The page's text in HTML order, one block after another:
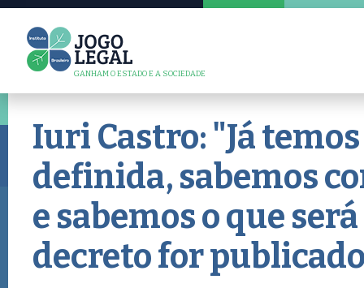
GANHAM O ESTADO E A SOCIEDADE
Iuri Castro: "Já
definida, sabemos
e sabemos o que
decreto for